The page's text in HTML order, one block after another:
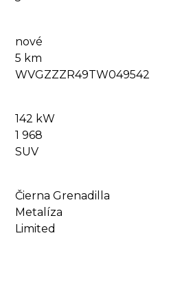
nové
5 km
WVGZZZR49TW049542
142 kW
1 968
SUV
Čierna Grenadilla
Metalíza
Limited